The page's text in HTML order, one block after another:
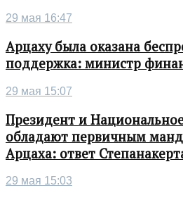
29 мая 16:47
Арцаху была оказана
поддержка: министр
29 мая 15:07
Президент и
обладают первичным
Арцаха: ответ
29 мая 15:03